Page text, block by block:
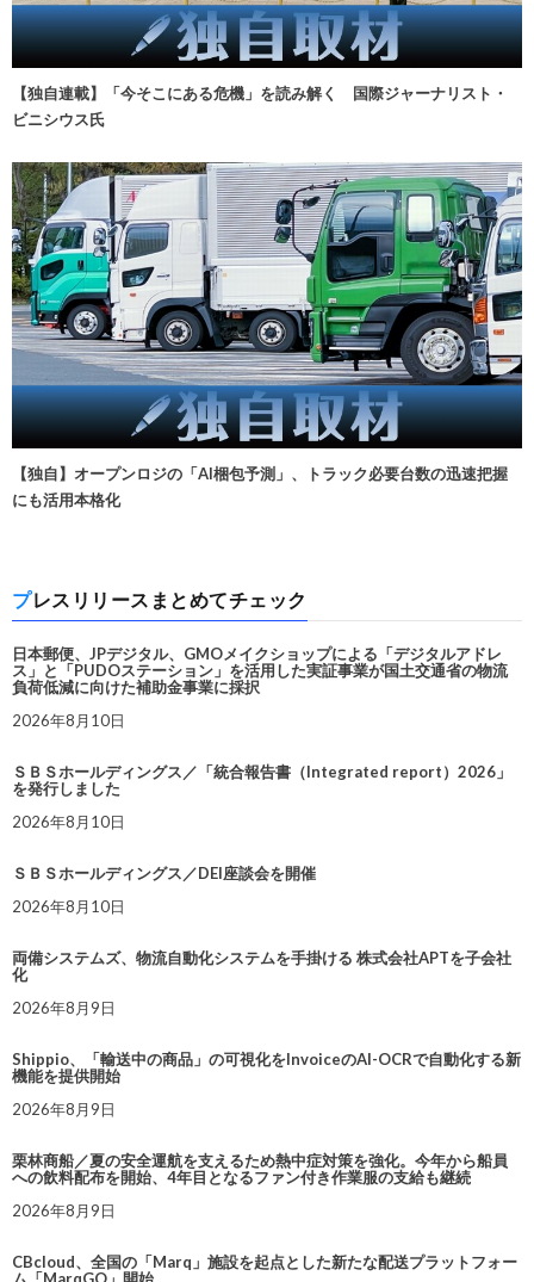
【独自連載】「今そこにある危機」を読み解く 国際ジャーナリスト・
ビニシウス氏
【独自】オープンロジの「AI梱包予測」、トラック必要台数の迅速把握
にも活用本格化
プレスリリースまとめてチェック
日本郵便、JPデジタル、GMOメイクショップによる「デジタルアドレ
ス」と「PUDOステーション」を活用した実証事業が国土交通省の物流
負荷低減に向けた補助金事業に採択
2026年8月10日
ＳＢＳホールディングス／「統合報告書（Integrated report）2026」
を発行しました
2026年8月10日
ＳＢＳホールディングス／DEI座談会を開催
2026年8月10日
両備システムズ、物流自動化システムを手掛ける 株式会社APTを子会社
化
2026年8月9日
Shippio、「輸送中の商品」の可視化をInvoiceのAI-OCRで自動化する新
機能を提供開始
2026年8月9日
栗林商船／夏の安全運航を支えるため熱中症対策を強化。今年から船員
への飲料配布を開始、4年目となるファン付き作業服の支給も継続
2026年8月9日
CBcloud、全国の「Marq」施設を起点とした新たな配送プラットフォー